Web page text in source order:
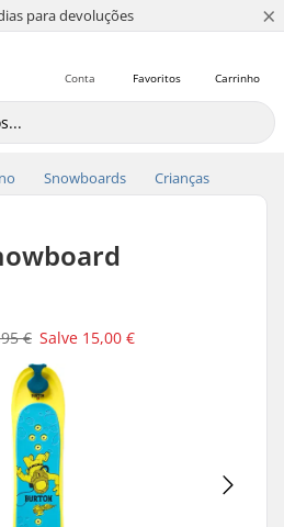
para devoluções
4.8 de 5 ×
Carrinho
Favoritos
Conta
Snowboards Crianças
€ Salve 15,00 €